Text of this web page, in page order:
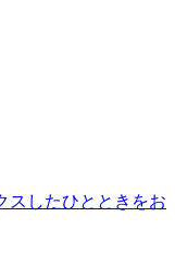
スしたひとときをお